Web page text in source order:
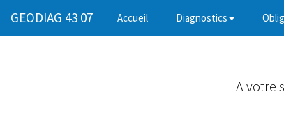
GEODIAG 43 07 Accueil (current)Diagnostics
A votre